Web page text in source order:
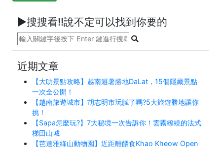
►搜搜看!!說不定可以找到你要的
近期文章
【大叻景點攻略】越南避暑勝地DaLat，15個隱藏景點
一次全公開！
【越南旅遊城市】胡志明市玩膩了嗎?5大旅遊勝地讓你
挑！
【Sapa怎麼玩?】7大秘境一次告訴你！雲霧繚繞的法式
梯田山城
【芭達雅綠山動物園】近距離餵食Khao Kheow Open